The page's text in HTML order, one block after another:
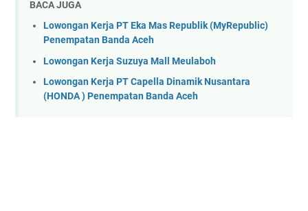
BACA JUGA
Lowongan Kerja PT Eka Mas Republik (MyRepublic)
Penempatan Banda Aceh
Lowongan Kerja Suzuya Mall Meulaboh
Lowongan Kerja PT Capella Dinamik Nusantara
(HONDA ) Penempatan Banda Aceh